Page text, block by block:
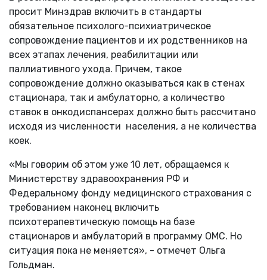
просит Минздрав включить в стандарты
обязательное психолого-психиатрическое
сопровождение пациентов и их родственников на
всех этапах лечения, реабилитации или
паллиативного ухода. Причем, такое
сопровождение должно оказываться как в стенах
стационара, так и амбулаторно, а количество
ставок в онкодиспансерах должно быть рассчитано
исходя из численности населения, а не количества
коек.
«Мы говорим об этом уже 10 лет, обращаемся к
Министерству здравоохранения РФ и
Федеральному фонду медицинского страхования с
требованием наконец включить
психотерапевтическую помощь на базе
стационаров и амбулаторий в программу ОМС. Но
ситуация пока не меняется», - отмечет Ольга
Гольдман.